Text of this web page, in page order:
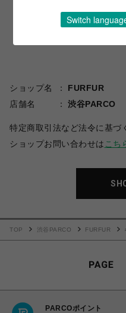
ショップ名
FURFUR
店舗名
渋谷PARCO
特定商取引法など法令に基づ
ショップお問い合わせは こち
TOP 渋谷PARCO FURFUR
PARCOポイント
Switch